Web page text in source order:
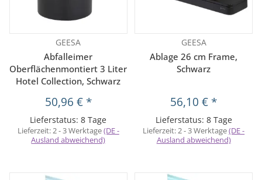
GEESA
Abfalleimer
Oberflächenmontiert 3 Liter
Hotel Collection, Schwarz
50,96 € *
Lieferstatus: 8 Tage
Lieferzeit:2 - 3 Werktage(DE -
Ausland abweichend)
GEESA
Ablage 26 cm Frame,
Schwarz
56,10 € *
Lieferstatus: 8 Tage
Lieferzeit:2 - 3 Werktage(DE -
Ausland abweichend)